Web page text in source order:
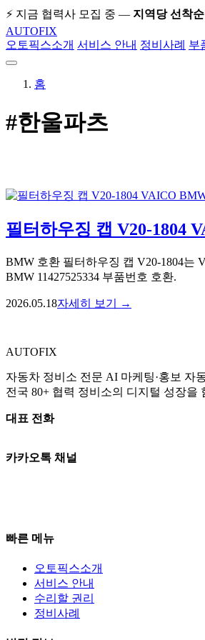
⚡ 지금 협력사 모집 중 — 지역당 선착
AUTOFIX
오토픽스소개 서비스 안내 정비사례 부
홈
#한울파츠
필터하우징 캡 V20-1804
BMW 호환 필터하우징 캡 V20-1804는
BMW 11427525334 부품번호 호환.
2026.05.18자세히 보기 →
AUTOFIX
자동차 정비소 전문 AI 마케팅·홍보 자
전국 80+ 협력 정비소의 디지털 성장을
대표 전화
카카오톡 채널
빠른 메뉴
오토픽스소개
서비스 안내
수리할 권리
정비사례